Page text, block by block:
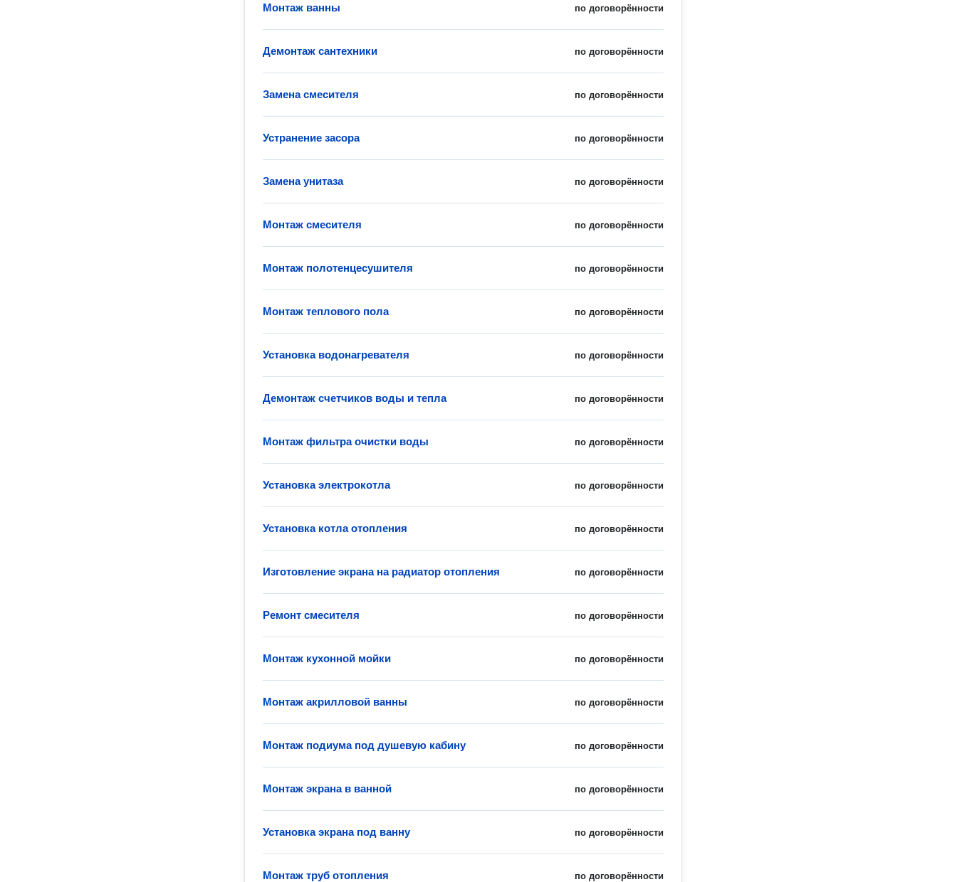
по договорённости
Монтаж ванны
по договорённости
Демонтаж сантехники
по договорённости
Замена смесителя
по договорённости
Устранение засора
по договорённости
Замена унитаза
по договорённости
Монтаж смесителя
по договорённости
Монтаж полотенцесушителя
по договорённости
Монтаж теплового пола
по договорённости
Установка водонагревателя
по договорённости
Демонтаж счетчиков воды и тепла
по договорённости
Монтаж фильтра очистки воды
по договорённости
Установка электрокотла
по договорённости
Установка котла отопления
по договорённости
Изготовление экрана на радиатор отопления
по договорённости
Ремонт смесителя
по договорённости
Монтаж кухонной мойки
по договорённости
Монтаж акрилловой ванны
по договорённости
Монтаж подиума под душевую кабину
по договорённости
Монтаж экрана в ванной
по договорённости
Установка экрана под ванну
по договорённости
Монтаж труб отопления